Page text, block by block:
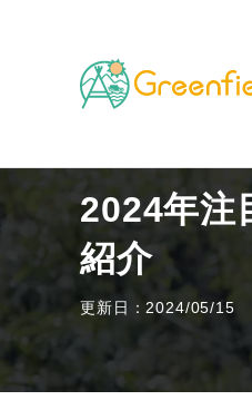
TOP 山のフィー
2024年注
紹介
更新日：2024/05/15